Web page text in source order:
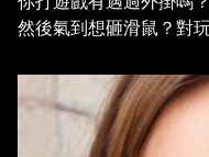
然後氣到想砸滑鼠？對
張李治華教授用經濟模
我們看清遊戲廠商 vs 外